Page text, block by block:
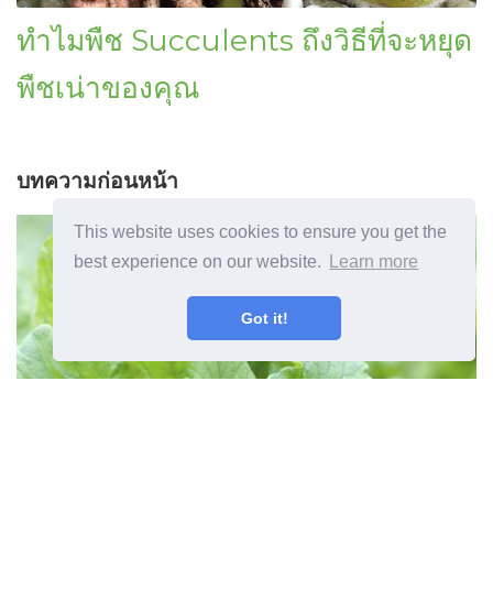
This website uses cookies to ensure you get the
best experience on our website.
Learn more
Got it!
ทำไมพืช Succulents ถึงวิธีที่จะหยุด
พืชเน่าของคุณ
บทความก่อนหน้า